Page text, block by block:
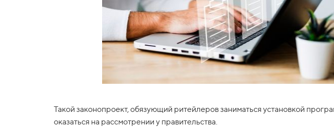
Такой законопроект, обязующий ритейлеров заниматься установкой
оказаться на рассмотрении у правительства.